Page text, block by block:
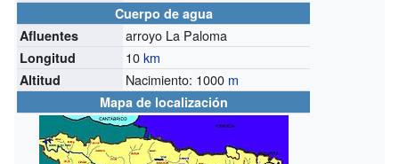
Cuerpo de agua
Afluentes
arroyo La Paloma
Longitud 10km
Altitud Nacimiento: 1000 m
Mapa de localización